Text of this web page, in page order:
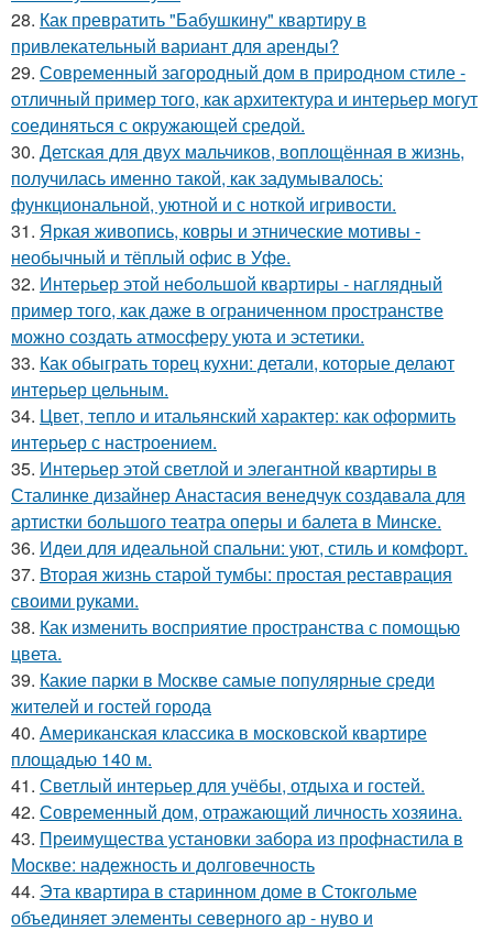
28. Как превратить "Бабушкину" квартиру в
привлекательный вариант для аренды?
29. Современный загородный дом в природном стиле -
отличный пример того, как архитектура и интерьер могут
соединяться с окружающей средой.
30. Детская для двух мальчиков, воплощённая в жизнь,
получилась именно такой, как задумывалось:
функциональной, уютной и с ноткой игривости.
31. Яркая живопись, ковры и этнические мотивы -
необычный и тёплый офис в Уфе.
32. Интерьер этой небольшой квартиры - наглядный
пример того, как даже в ограниченном пространстве
можно создать атмосферу уюта и эстетики.
33. Как обыграть торец кухни: детали, которые делают
интерьер цельным.
34. Цвет, тепло и итальянский характер: как оформить
интерьер с настроением.
35. Интерьер этой светлой и элегантной квартиры в
Сталинке дизайнер Анастасия венедчук создавала для
артистки большого театра оперы и балета в Минске.
36. Идеи для идеальной спальни: уют, стиль и комфорт.
37. Вторая жизнь старой тумбы: простая реставрация
своими руками.
38. Как изменить восприятие пространства с помощью
цвета.
39. Какие парки в Москве самые популярные среди
жителей и гостей города
40. Американская классика в московской квартире
площадью 140 м.
41. Светлый интерьер для учёбы, отдыха и гостей.
42. Современный дом, отражающий личность хозяина.
43. Преимущества установки забора из профнастила в
Москве: надежность и долговечность
44. Эта квартира в старинном доме в Стокгольме
объединяет элементы северного ар - нуво и